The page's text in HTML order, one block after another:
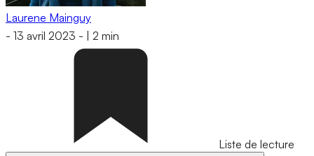
Laurene Mainguy
- 13 avril 2023 - 2 min
Liste de lecture